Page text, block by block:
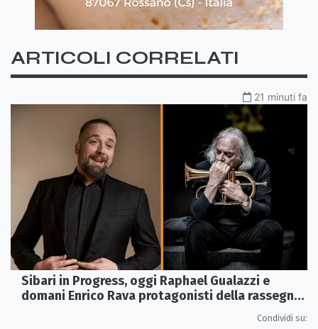
ARTICOLI CORRELATI
21 minuti fa
Sibari in Progress, oggi Raphael Gualazzi e
domani Enrico Rava protagonisti della rassegna
Condividi su: